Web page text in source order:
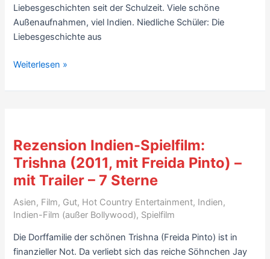
Tabu)
–
mit
–
Liebesgeschichten seit der Schulzeit. Viele schöne
Außenaufnahmen, viel Indien. Niedliche Schüler: Die
Liebesgeschichte aus
Rezension
Tamil-
mit
Cheran)
–
Videos
7
Sterne
Weiterlesen »
Rezension Indien-Spielfilm:
Trishna (2011, mit Freida Pinto) –
mit Trailer – 7 Sterne
Asien, Film, Gut, Hot Country Entertainment, Indien,
Indien-Film (außer Bollywood), Spielfilm
Die Dorffamilie der schönen Trishna (Freida Pinto) ist in
finanzieller Not. Da verliebt sich das reiche Söhnchen Jay